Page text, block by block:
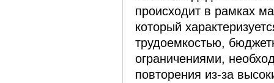
происходит в рамках
который
трудоемкостью,
ограничениями,
повторения из-за